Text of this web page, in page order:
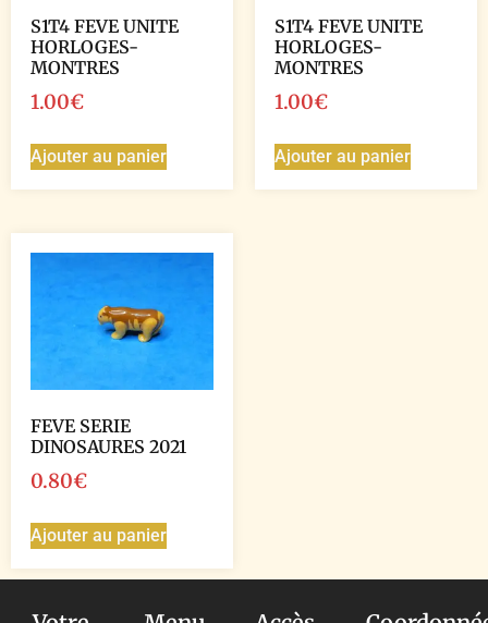
S1T4 FEVE UNITE
HORLOGES-
MONTRES
1.00€
Ajouter au panier
S1T4 FEVE UNITE
HORLOGES-
MONTRES
1.00€
Ajouter au panier
FEVE SERIE
DINOSAURES 2021
0.80€
Ajouter au panier